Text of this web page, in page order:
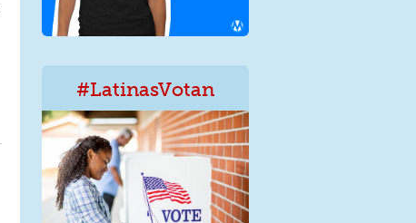
#LatinasVotan
LatinxVotan.png